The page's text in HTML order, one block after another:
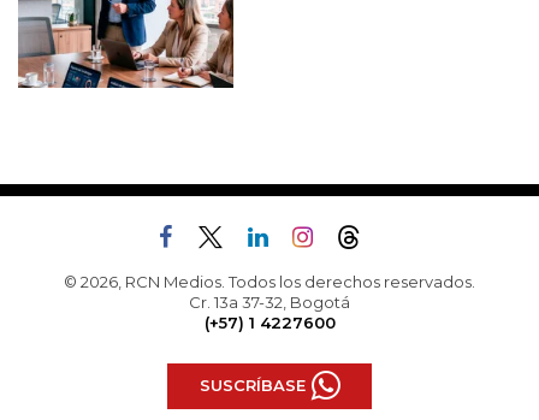
© 2026, RCN Medios. Todos los derechos reservados.
Cr. 13a 37-32, Bogotá
(+57) 1 4227600
SUSCRÍBASE